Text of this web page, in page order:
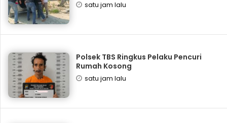
satu jam lalu
Polsek TBS Ringkus Pelaku Pencuri
Rumah Kosong
satu jam lalu